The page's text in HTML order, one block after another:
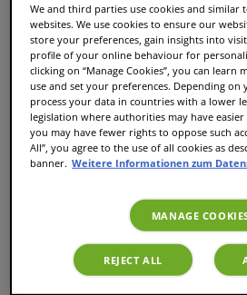
6,99 € 5,24
EXKLUSIV
Cadbury
Tassen 10
Tassimo
We and third parties use cookies and similar
websites. We use cookies to ensure our
store your preferences, gain insights into
profile of your online behaviour for
clicking on “Manage Cookies”, you can learn
use and set your preferences. Depending on
process your data in countries with a lower
legislation where authorities may have
you may have fewer rights to oppose such
All”, you agree to the use of all cookies as
banner. Weitere Informationen zum
MANAGE
REJECT ALL